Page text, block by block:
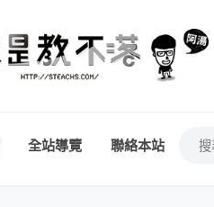
全站導覽 聯絡本站